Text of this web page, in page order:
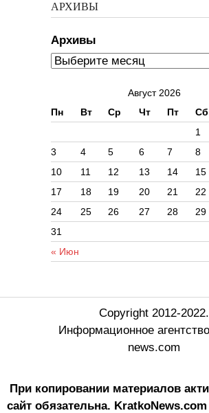
АРХИВЫ
Архивы
Август 2026
Пн
Вт Ср Чт Пт Сб
« Июн
1
3
4 5 6 7 8
10
11 12 13 14 15
17
18 19 20 21 22
24
25 26 27 28 29
31
Copyright 2012-2022.
Информационное
news.com
При копировании материалов
сайт обязательна.